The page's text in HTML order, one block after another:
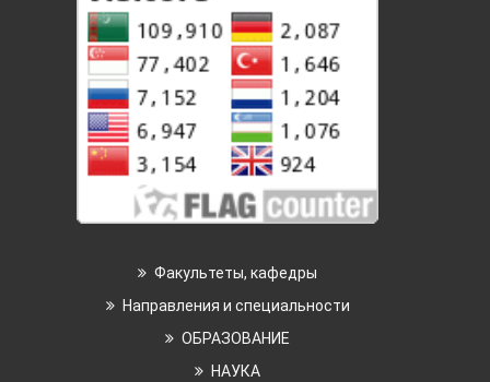
Факультеты, кафедры
Направления и специальности
ОБРАЗОВАНИЕ
НАУКА